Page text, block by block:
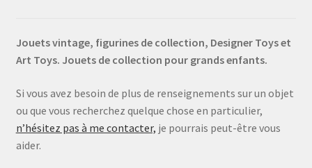
Jouets vintage, figurines de collection, Designer Toys et
Art Toys. Jouets de collection pour grands enfants.
Si vous avez besoin de plus de renseignements sur un objet
ou que vous recherchez quelque chose en particulier,
n’hésitez pas à me contacter, je pourrais peut-être vous
aider.